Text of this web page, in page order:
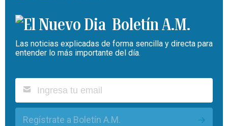
Boletín A.M.
Las noticias explicadas de forma sencilla y directa para
entender lo más importante del día.
Regístrate a Boletín A.M.